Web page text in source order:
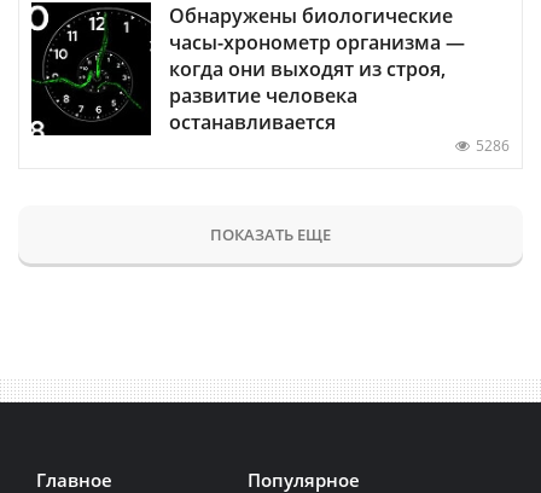
Обнаружены биологические
часы-хронометр организма —
когда они выходят из строя,
развитие человека
останавливается
5286
ПОКАЗАТЬ ЕЩЕ
Главное Популярное